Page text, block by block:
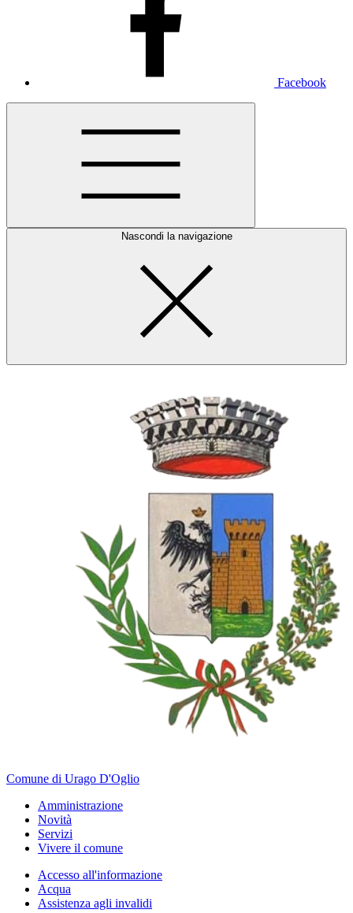
Facebook
Nascondi la navigazione
Comune di Urago D'Oglio
Amministrazione
Novità
Servizi
Vivere il comune
Accesso all'informazione
Acqua
Assistenza agli invalidi